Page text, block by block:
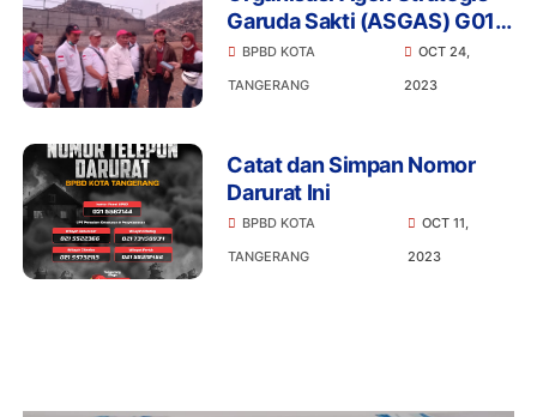
Garuda Sakti (ASGAS) G012
Banten Dapat Apresiasi Dari
Walikota dan BPBD
BPBD KOTA
TANGERANG
OCT 24,
2023
Catat dan Simpan Nomor
Darurat Ini
BPBD KOTA
TANGERANG
OCT 11,
2023